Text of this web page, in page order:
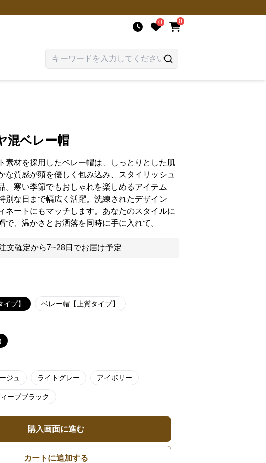
0 0
混ベレー帽
素材を採用したベレー帽は、しっとりとした肌
な質感が頭を優しく包み込み、スタイリッシュ
。寒い季節でもおしゃれを楽しめるアイテム
別な日まで幅広く活躍。洗練されたデザイン
ネートにもマッチします。あなたのスタイルに
で、温かさとお洒落を同時に手に入れて。
文確定から7~28日でお届け予定
プ】 ベレー帽【上質タイプ】
ジュ ライトグレー アイボリー
ープブラック
購入画面に進む
カートに追加する